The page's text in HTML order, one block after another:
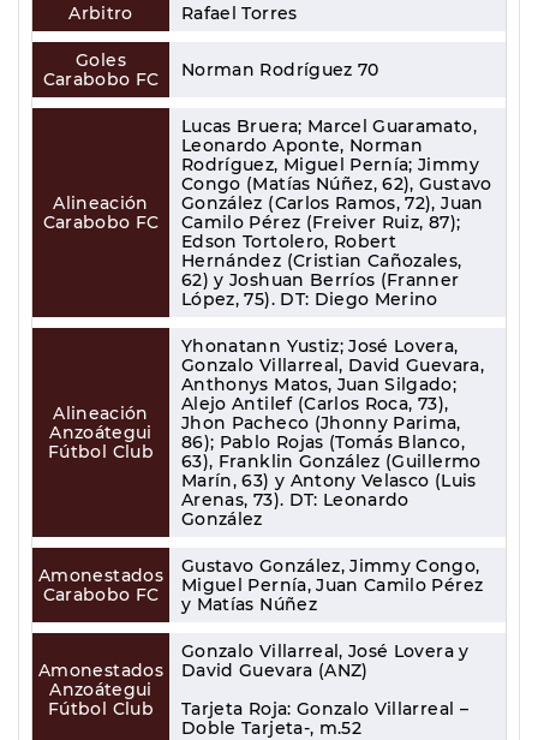
Arbitro Rafael Torres
Goles
Carabobo FC
Norman Rodríguez 70
Alineación
Carabobo FC
Lucas Bruera; Marcel Guaramato,
Leonardo Aponte, Norman
Rodríguez, Miguel Pernía; Jimmy
Congo (Matías Núñez, 62), Gustavo
González (Carlos Ramos, 72), Juan
Camilo Pérez (Freiver Ruiz, 87);
Edson Tortolero, Robert
Hernández (Cristian Cañozales,
62) y Joshuan Berríos (Franner
López, 75). DT: Diego Merino
Alineación
Anzoátegui
Fútbol Club
Yhonatann Yustiz; José Lovera,
Gonzalo Villarreal, David Guevara,
Anthonys Matos, Juan Silgado;
Alejo Antilef (Carlos Roca, 73),
Jhon Pacheco (Jhonny Parima,
86); Pablo Rojas (Tomás Blanco,
63), Franklin González (Guillermo
Marín, 63) y Antony Velasco (Luis
Arenas, 73). DT: Leonardo
González
Amonestados
Carabobo FC
Gustavo González, Jimmy Congo,
Miguel Pernía, Juan Camilo Pérez
y Matías Núñez
Amonestados
Anzoátegui
Fútbol Club
Gonzalo Villarreal, José Lovera y
David Guevara (ANZ)
Tarjeta Roja: Gonzalo Villarreal –
Doble Tarjeta-, m.52